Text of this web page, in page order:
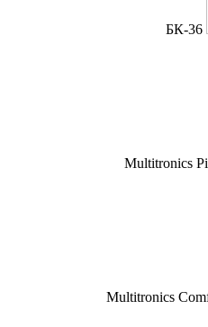
БК-36
Multitronics
Multitronics